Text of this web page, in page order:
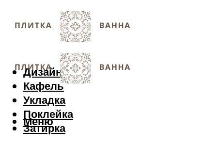
Дизайн
Кафель
Укладка
Поклейка
Затирка
Меню